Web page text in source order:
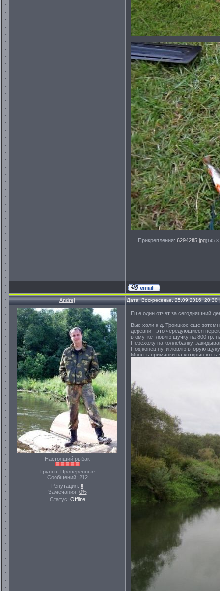
Прикрепления: 6294285.jpg(145.3
Andrej Дата: Воскресенье, 25.09.2016,
Настоящий рыбак
Группа: Проверенные
Сообщений: 212
Репутация: 0
Замечания: 0%
Статус: Offline
Еще один отчет за сегодняшний
Вые хали к д. Троицкое еще
деревни - это чередующиеся
в омутке ловлю щучку на 800 гр.
Перехожу на коллебалку,
Под конец пути ловлю вторую
Менять приманки на которые